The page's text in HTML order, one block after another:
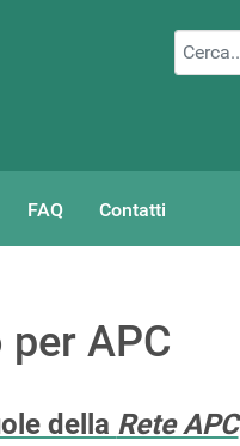
Cerca
FAQ Contatti
APC
della Rete APC